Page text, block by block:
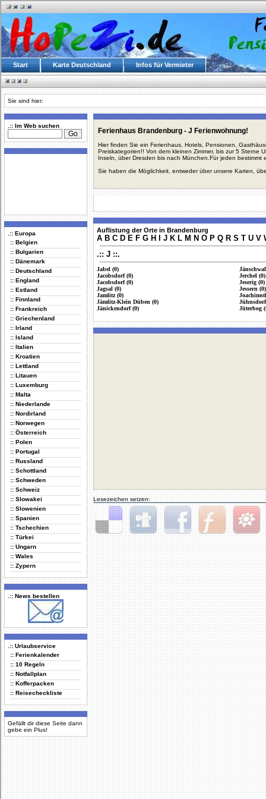
Start Karte Deutschland Infos für Vermieter
Sie sind hier:
.:: Im Web suchen
.:: Europa
:: Belgien
:: Bulgarien
:: Dänemark
:: Deutschland
:: England
:: Estland
:: Finnland
:: Frankreich
:: Griechenland
:: Irland
:: Island
:: Italien
:: Kroatien
:: Lettland
:: Litauen
:: Luxemburg
:: Malta
:: Niederlande
:: Nordirland
:: Norwegen
:: Österreich
:: Polen
:: Portugal
:: Russland
:: Schottland
:: Schweden
:: Schweiz
:: Slowakei
:: Slowenien
:: Spanien
:: Tschechien
:: Türkei
:: Ungarn
:: Wales
:: Zypern
.:: News bestellen
.:: Urlaubservice
:: Ferienkalender
:: 10 Regeln
:: Notfallplan
:: Kofferpacken
:: Reisecheckliste
Gefällt dir diese Seite dann
gebe ein Plus!
Ferienhaus Brandenburg - J Ferienwohnung!
Hier finden Sie ein Ferienhaus, Hotels, Pensionen,
Preiskategorien!! Von dem kleinen Zimmer, bis zur 5 Sterne
Inseln, über Dresden bis nach München.Für jeden bestimmt
Sie haben die Möglichkeit, entweder über unsere Karten,
Auflistung der Orte in Brandenburg
A B C D E F G H J K L M N O P Q R S T U V
.:: J ::.
Jabel (0)
Jacobsdorf (0)
Jacobsdorf (0)
Jagsal (0)
Jamlitz (0)
Jämlitz-Klein Düben (0)
Jänickendorf (0)
Jerchel (0)
Jeserig (0)
Jessern (0)
Jüterbog
Lesezeichen setzen:
Delicious Digg Facebook Furl StudiVZ